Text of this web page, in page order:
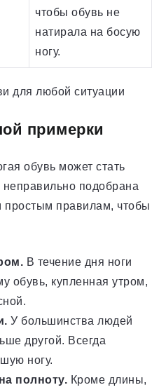
чтобы обувь не
натирала на босую
ногу.
для любой ситуации
примерки
обувь может стать
подобрана
простым правилам, чтобы
В течение дня ноги
обувь, купленная утром,
У большинства людей
другой. Всегда
ногу.
полноту. Кроме длины,